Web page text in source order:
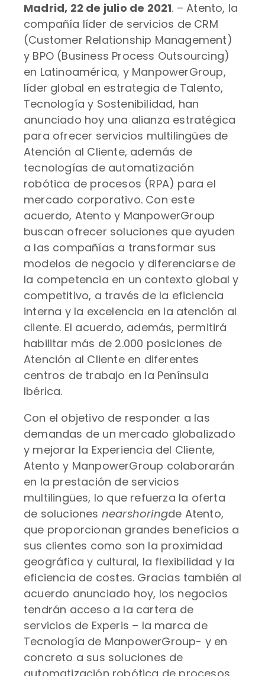
Madrid, 22 de julio de 2021. – Atento, la
compañía líder de servicios de CRM
(Customer Relationship Management)
y BPO (Business Process Outsourcing)
en Latinoamérica, y ManpowerGroup,
líder global en estrategia de Talento,
Tecnología y Sostenibilidad, han
anunciado hoy una alianza estratégica
para ofrecer servicios multilingües de
Atención al Cliente, además de
tecnologías de automatización
robótica de procesos (RPA) para el
mercado corporativo. Con este
acuerdo, Atento y ManpowerGroup
buscan ofrecer soluciones que ayuden
a las compañías a transformar sus
modelos de negocio y diferenciarse de
la competencia en un contexto global y
competitivo, a través de la eficiencia
interna y la excelencia en la atención al
cliente. El acuerdo, además, permitirá
habilitar más de 2.000 posiciones de
Atención al Cliente en diferentes
centros de trabajo en la Península
Ibérica.
Con el objetivo de responder a las
demandas de un mercado globalizado
y mejorar la Experiencia del Cliente,
Atento y ManpowerGroup colaborarán
en la prestación de servicios
multilingües, lo que refuerza la oferta
de soluciones nearshoringde Atento,
que proporcionan grandes beneficios a
sus clientes como son la proximidad
geográfica y cultural, la flexibilidad y la
eficiencia de costes. Gracias también al
acuerdo anunciado hoy, los negocios
tendrán acceso a la cartera de
servicios de Experis – la marca de
Tecnología de ManpowerGroup- y en
concreto a sus soluciones de